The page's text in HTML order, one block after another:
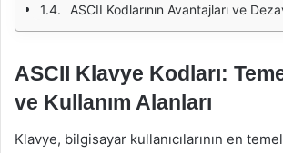
ASCII Kodlarının Avantajları ve
ASCII Klavye Kodları:
ve Kullanım Alanları
Klavye, bilgisayar kullanıcılarının en